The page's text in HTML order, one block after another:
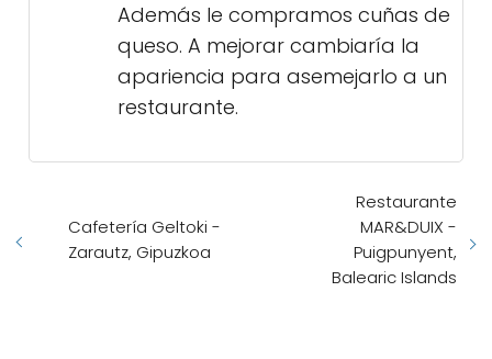
Además le compramos cuñas de
queso. A mejorar cambiaría la
apariencia para asemejarlo a un
restaurante.
Cafetería Geltoki -
Zarautz, Gipuzkoa
Restaurante
MAR&DUIX -
Puigpunyent,
Balearic Islands